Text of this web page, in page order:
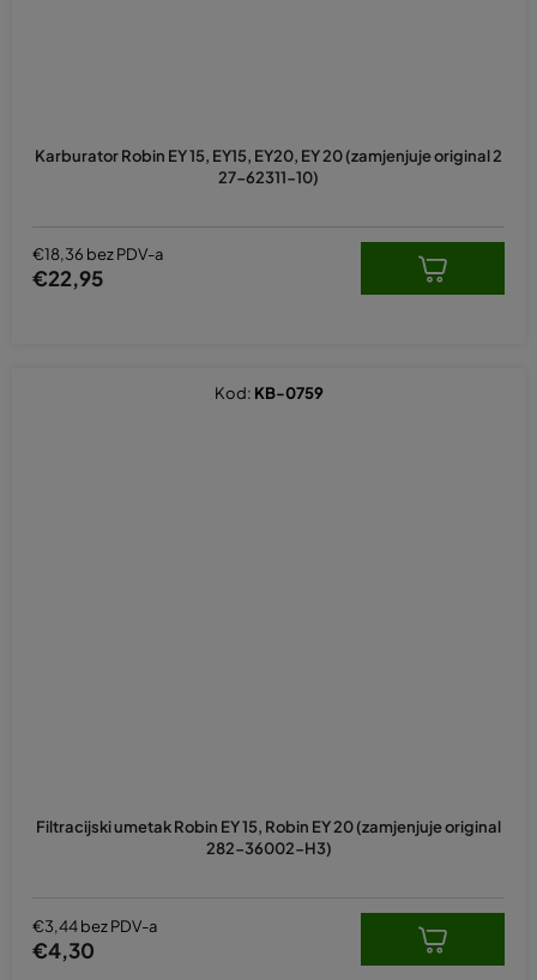
Karburator Robin EY 15, EY15, EY20, EY 20 (zamjenjuje original 2
27-62311-10)
€18,36 bez PDV-a
€22,95
Filtracijski umetak Robin EY 15, Robin EY 20 (zamjenjuje original
282-36002-H3)
€3,44 bez PDV-a
€4,30
Kod: KB-0759